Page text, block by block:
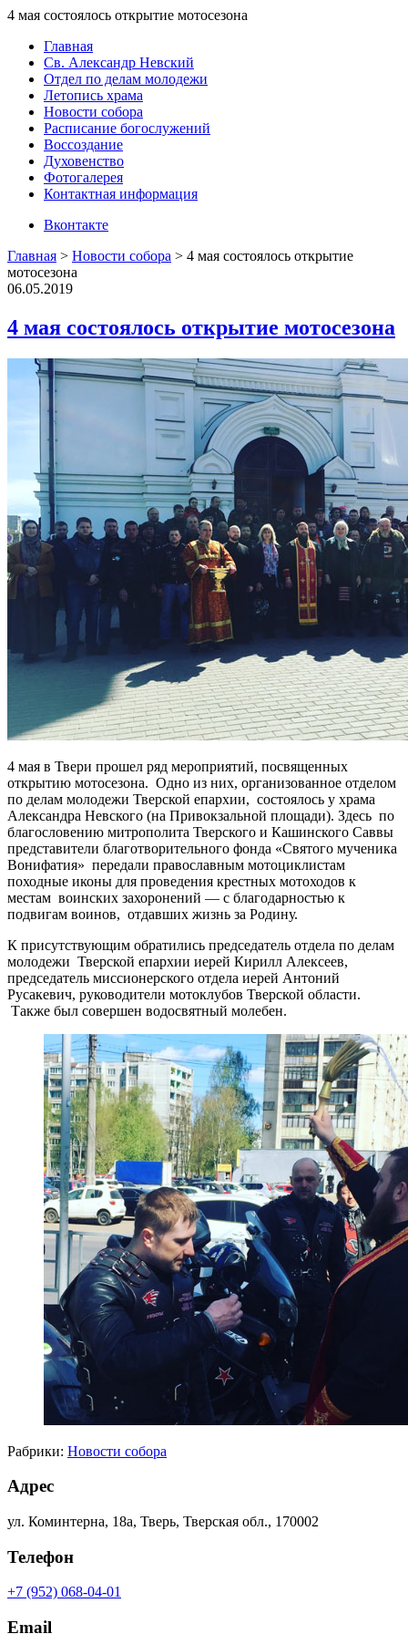
4 мая состоялось открытие мотосезона
Главная
Св. Александр Невский
Отдел по делам молодежи
Летопись храма
Новости собора
Расписание богослужений
Воссоздание
Духовенство
Фотогалерея
Контактная информация
Вконтакте
Главная > Новости собора > 4 мая состоялось открытие
мотосезона
06.05.2019
4 мая состоялось открытие мотосезона
4 мая в Твери прошел ряд мероприятий, посвященных
открытию мотосезона. Одно из них, организованное отделом
по делам молодежи Тверской епархии, состоялось у храма
Александра Невского (на Привокзальной площади). Здесь по
благословению митрополита Тверского и Кашинского Саввы
представители благотворительного фонда «Святого мученика
Вонифатия» передали православным мотоциклистам
походные иконы для проведения крестных мотоходов к
местам воинских захоронений — с благодарностью к
подвигам воинов, отдавших жизнь за Родину.
К присутствующим обратились председатель отдела по делам
молодежи Тверской епархии иерей Кирилл Алексеев,
председатель миссионерского отдела иерей Антоний
Русакевич, руководители мотоклубов Тверской области.
Также был совершен водосвятный молебен.
Рабрики: Новости собора
Адрес
ул. Коминтерна, 18а, Тверь, Тверская обл., 170002
Телефон
+7 (952) 068-04-01
Email